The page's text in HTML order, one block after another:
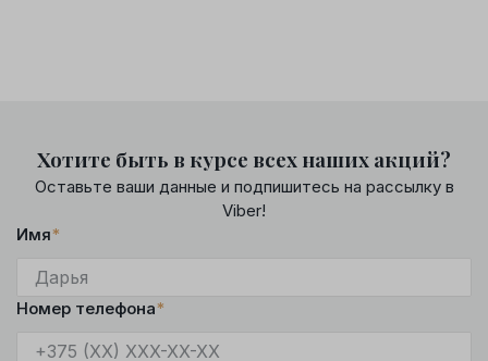
Хотите быть в курсе всех наших акций?
Оставьте ваши данные и подпишитесь на рассылку в
Viber!
Имя*
Номер телефона*